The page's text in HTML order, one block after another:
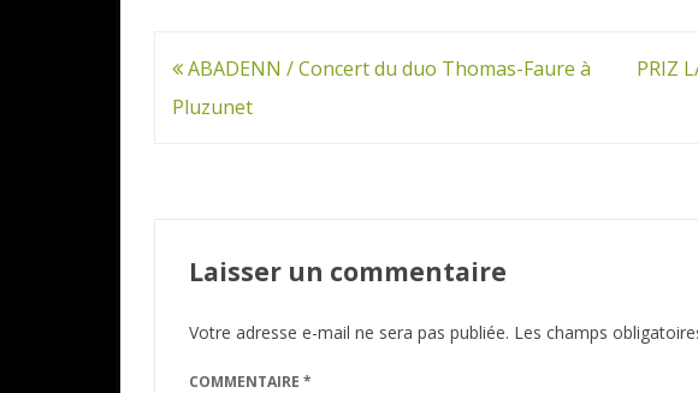
Navigation
de
ABADENN / Concert du duo Thomas-Faure à
Pluzunet
PRIZ
Laisser un commentaire
Votre adresse e-mail ne sera pas publiée. Les champs
COMMENTAIRE *